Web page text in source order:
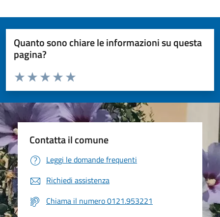
Quanto sono chiare le informazioni su questa
pagina?
Valuta da 1 a 5 stelle la pagina
Valuta 5 stelle su 5
Valuta 4 stelle su 5
Valuta 3 stelle su 5
Valuta 2 stelle su 5
Valuta 1 stelle su 5
Contatta il comune
Leggi le domande frequenti
Richiedi assistenza
Chiama il numero 0121.953221